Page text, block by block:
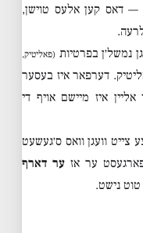
— דאס קען אלעס טוישן,
נמשל׳ן בפרטיות (פאליטיק,
דערפאר איז בעסער
איז מיישם אויף די
וועגן וואס ס׳געשעט
ער אז ער דארף
טוט נישט.